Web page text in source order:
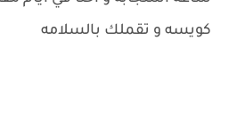
كويسه و تقملك بالسلامه